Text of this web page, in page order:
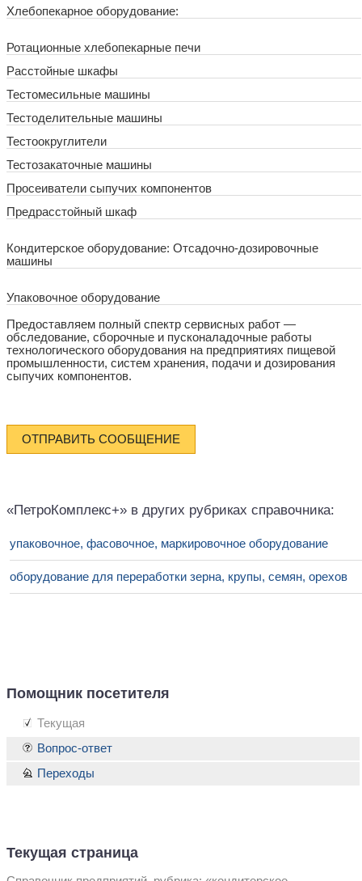
Хлебопекарное оборудование:
Ротационные хлебопекарные печи
Расстойные шкафы
Тестомесильные машины
Тестоделительные машины
Тестоокруглители
Тестозакаточные машины
Просеиватели сыпучих компонентов
Предрасстойный шкаф
Кондитерское оборудование: Отсадочно-дозировочные
машины
Упаковочное оборудование
Предоставляем полный спектр сервисных работ —
обследование, сборочные и пусконаладочные работы
технологического оборудования на предприятиях пищевой
промышленности, систем хранения, подачи и дозирования
сыпучих компонентов.
ОТПРАВИТЬ СООБЩЕНИЕ
«ПетроКомплекс+» в других рубриках справочника:
упаковочное, фасовочное, маркировочное оборудование
оборудование для переработки зерна, крупы, семян, орехов
Помощник посетителя
Текущая
Текущая страница
Вопрос-ответ
Переходы